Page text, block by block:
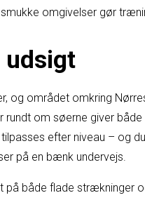
omgivelser gør
udsigt
og området omkring
rundt om søerne giver
efter niveau – og
på en bænk undervejs.
både flade strækninger